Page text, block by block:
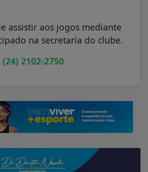
assistir aos jogos mediante
na secretaria do clube.
2102-2750